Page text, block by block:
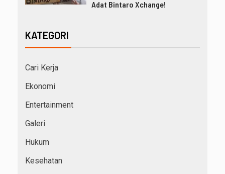
Adat Bintaro Xchange!
KATEGORI
Cari Kerja
Ekonomi
Entertainment
Galeri
Hukum
Kesehatan